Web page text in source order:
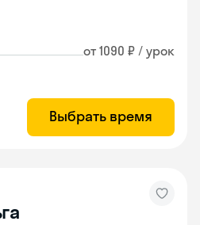
от 1090 ₽ / урок
Выбрать время